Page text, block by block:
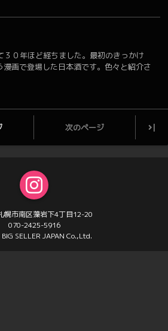
３０年ほど経ちました。最初のきっかけ
画で登場した日本酒です。色々と紹介さ
次のページ |
幌市南区藻岩下4丁目12-20
070-2425-5916
SELLER JAPAN Co.,Ltd.